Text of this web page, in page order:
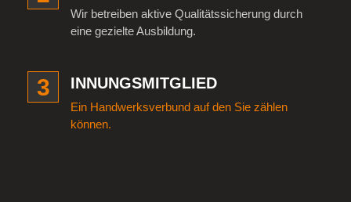
Wir betreiben aktive Qualitätssicherung durch
eine gezielte Ausbildung.
3 INNUNGSMITGLIED
Ein Handwerksverbund auf den Sie zählen
können.